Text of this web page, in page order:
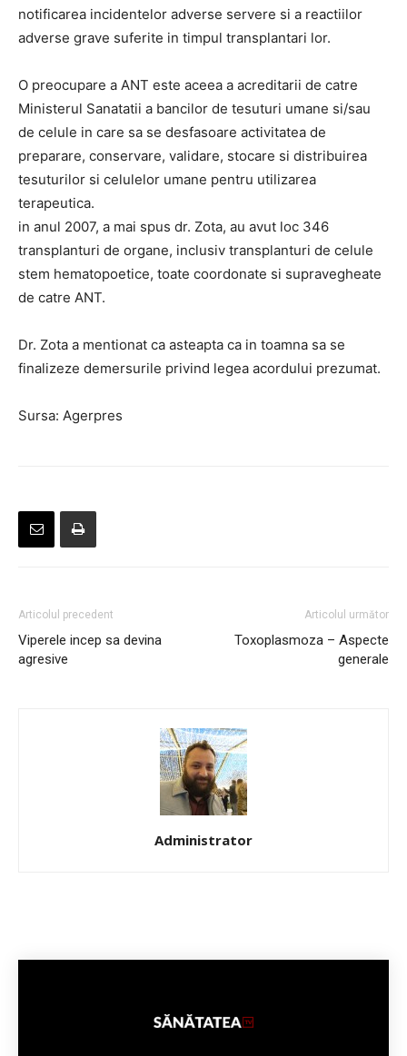
notificarea incidentelor adverse servere si a reactiilor
adverse grave suferite in timpul transplantari lor.
O preocupare a ANT este aceea a acreditarii de catre
Ministerul Sanatatii a bancilor de tesuturi umane si/sau
de celule in care sa se desfasoare activitatea de
preparare, conservare, validare, stocare si distribuirea
tesuturilor si celulelor umane pentru utilizarea
terapeutica.
in anul 2007, a mai spus dr. Zota, au avut loc 346
transplanturi de organe, inclusiv transplanturi de celule
stem hematopoetice, toate coordonate si supravegheate
de catre ANT.
Dr. Zota a mentionat ca asteapta ca in toamna sa se
finalizeze demersurile privind legea acordului prezumat.
Sursa: Agerpres
Articolul precedent
Viperele incep sa devina
agresive
Articolul următor
Toxoplasmoza – Aspecte
generale
Administrator